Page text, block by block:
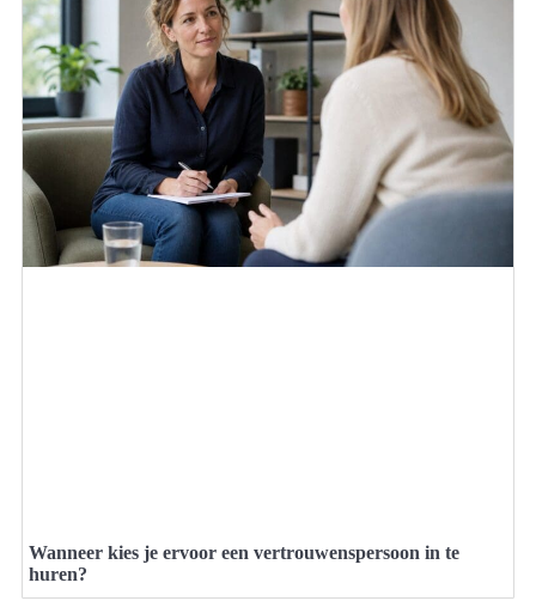
Wanneer kies je ervoor een vertrouwenspersoon in te
huren?